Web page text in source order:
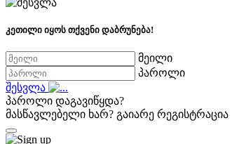
კეთილი იყოს თქვენი დაბრუნება!
მეილი
პაროლი
შესვლა
პაროლი დაგავიწყდა?
მასწავლებელი ხარ? გაიარე რეგისტრაცია